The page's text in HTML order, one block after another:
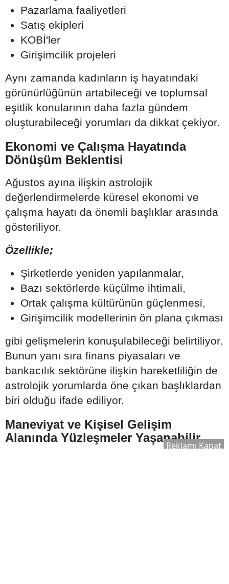
Pazarlama faaliyetleri
Satış ekipleri
KOBİ'ler
Girişimcilik projeleri
Aynı zamanda kadınların iş hayatındaki
görünürlüğünün artabileceği ve toplumsal
eşitlik konularının daha fazla gündem
oluşturabileceği yorumları da dikkat çekiyor.
Ekonomi ve Çalışma Hayatında
Dönüşüm Beklentisi
Ağustos ayına ilişkin astrolojik
değerlendirmelerde küresel ekonomi ve
çalışma hayatı da önemli başlıklar arasında
gösteriliyor.
Özellikle;
Şirketlerde yeniden yapılanmalar,
Bazı sektörlerde küçülme ihtimali,
Ortak çalışma kültürünün güçlenmesi,
Girişimcilik modellerinin ön plana çıkması
gibi gelişmelerin konuşulabileceği belirtiliyor.
Bunun yanı sıra finans piyasaları ve
bankacılık sektörüne ilişkin hareketliliğin de
astrolojik yorumlarda öne çıkan başlıklardan
biri olduğu ifade ediliyor.
Maneviyat ve Kişisel Gelişim
Alanında Yüzleşmeler Yaşanabilir
Reklamı Kapat